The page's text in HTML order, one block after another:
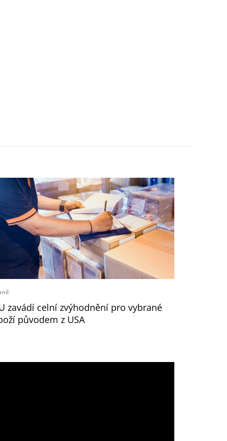
zavádí celní zvýhodnění pro vybrané
původem z USA